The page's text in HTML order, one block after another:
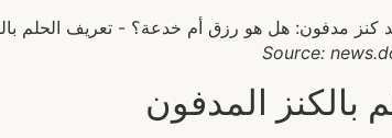
Source:
بالكنز المدفون